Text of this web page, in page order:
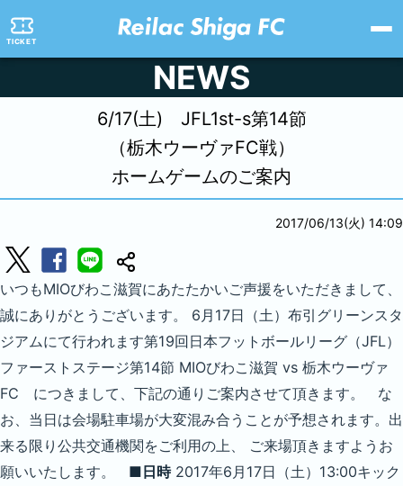
TICKET
NEWS
6/17(土) JFL1st-s第14節
（栃木ウーヴァFC戦）
ホームゲームのご案内
2017/06/13(火) 14:09
いつもMIOびわこ滋賀にあたたかいご声援をいただきまして、
誠にありがとうございます。 6月17日（土）布引グリーンスタ
ジアムにて行われます第19回日本フットボールリーグ（JFL）
ファーストステージ第14節 MIOびわこ滋賀 vs 栃木ウーヴァ
FC につきまして、下記の通りご案内させて頂きます。 な
お、当日は会場駐車場が大変混み合うことが予想されます。出
来る限り公共交通機関をご利用の上、 ご来場頂きますようお
願いいたします。 ■日時2017年6月17日（土）13:00キック